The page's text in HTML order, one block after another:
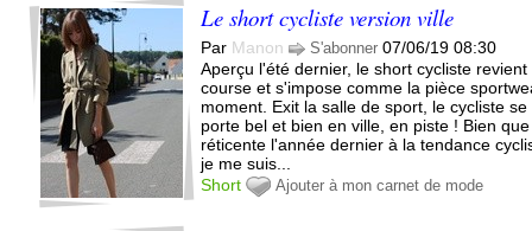
Le short cycliste version ville
Par Manon S'abonner 07/06/19 08:30
Aperçu l'été dernier, le short cycliste revient
course et s'impose comme la pièce
moment. Exit la salle de sport, le cycliste se
porte bel et bien en ville, en piste ! Bien que
réticente l'année dernier à la tendance
je me suis...
Short
Ajouter à mon carnet de mode